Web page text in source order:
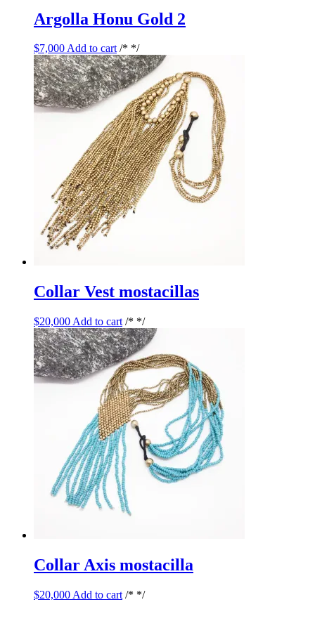
Argolla Honu Gold 2
$7,000Add to cart/* */
Collar Vest mostacillas
$20,000 Add to cart /* */
Collar Axis mostacilla
$20,000 Add to cart /* */